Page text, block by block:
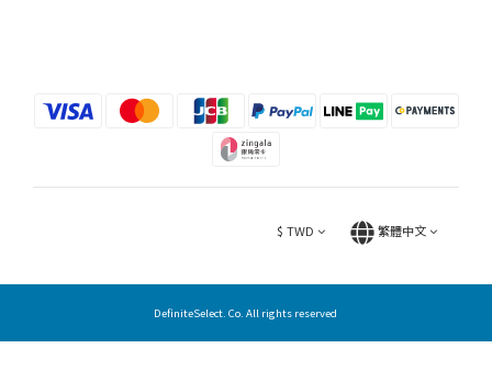
$ TWD 繁體中文
DefiniteSelect. Co. All rights reserved